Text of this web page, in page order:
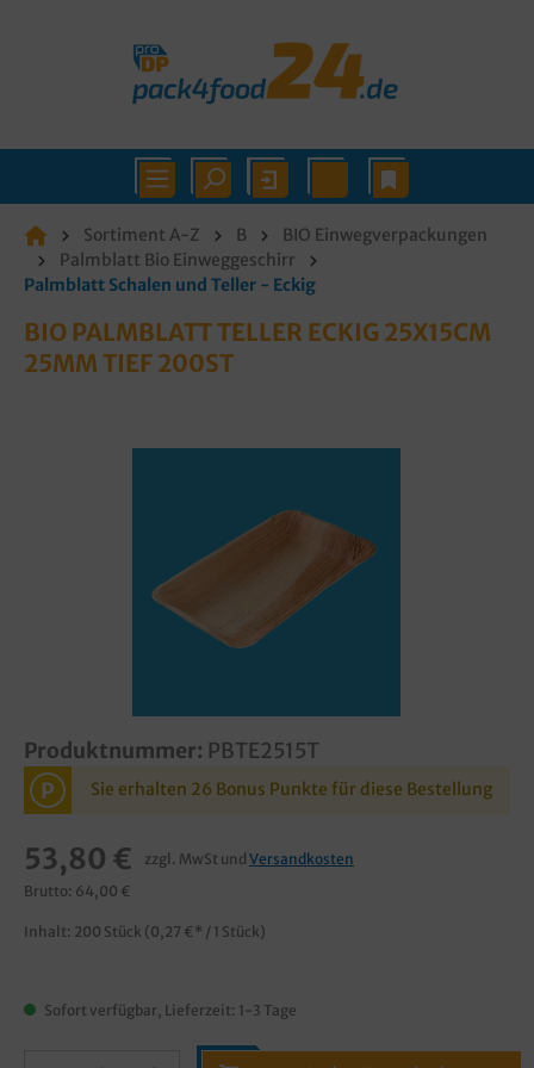
Sortiment A-Z B
BIO Einwegverpackungen
Palmblatt Bio Einweggeschirr
Palmblatt Schalen und Teller - Eckig
BIO PALMBLATT TELLER ECKIG 25X15CM
25MM TIEF 200ST
Produktnummer: PBTE2515T
P Sie erhalten 26 Bonus Punkte für diese Bestellung
53,80 € zzgl. MwSt und Versandkosten
Brutto: 64,00 €
Inhalt: 200 Stück (0,27 €* / 1 Stück)
Sofort verfügbar, Lieferzeit: 1-3 Tage